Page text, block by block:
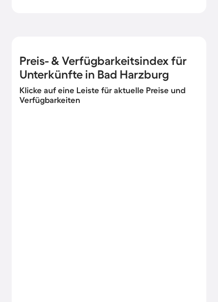
Preis- & Verfügbarkeitsindex für
Unterkünfte in Bad Harzburg
Klicke auf eine Leiste für aktuelle Preise und
Verfügbarkeiten